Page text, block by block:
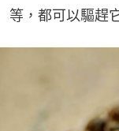
等，都可以驅趕